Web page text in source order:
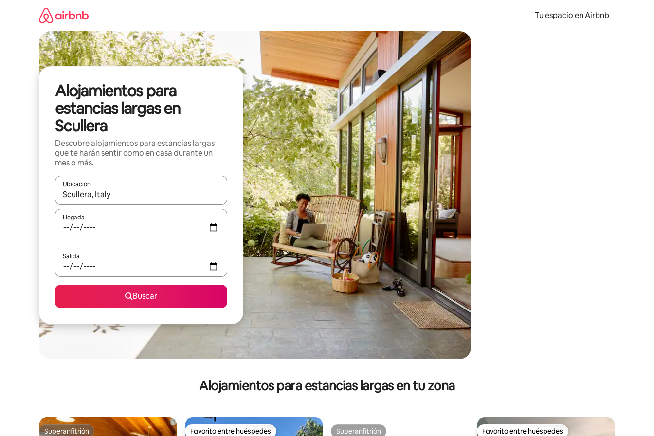
Tu espacio en Airbnb
Alojamientos para
estancias largas en
Scullera
Descubre alojamientos para estancias largas
que te harán sentir como en casa durante un
mes o más.
Ubicación
Cuando los resultados estén disponibles, podrás navegar usando las teclas de las flechas hacia arriba y hacia abajo, o bien tocando y deslizando la pantalla.
Llegada
Salida
Buscar
Alojamientos para estancias largas en tu zona
Superanfitrión Favorito entre huéspedes Superanfitrión Favorito entre huéspedes